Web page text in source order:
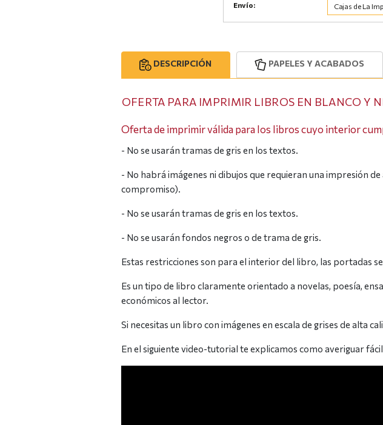
Envío:
DESCRIPCIÓN PAPELES Y ACABADOS
OFERTA PARA IMPRIMIR LIBROS EN BLANCO Y
Oferta de imprimir válida para los libros cuyo interior
- No se usarán tramas de gris en los textos.
- No habrá imágenes ni dibujos que requieran una impresión
compromiso).
- No se usarán tramas de gris en los textos.
- No se usarán fondos negros o de trama de gris.
Estas restricciones son para el interior del libro, las portadas
Es un tipo de libro claramente orientado a novelas, poesía,
económicos al lector.
Si necesitas un libro con imágenes en escala de grises de alta
En el siguiente video-tutorial te explicamos como averiguar